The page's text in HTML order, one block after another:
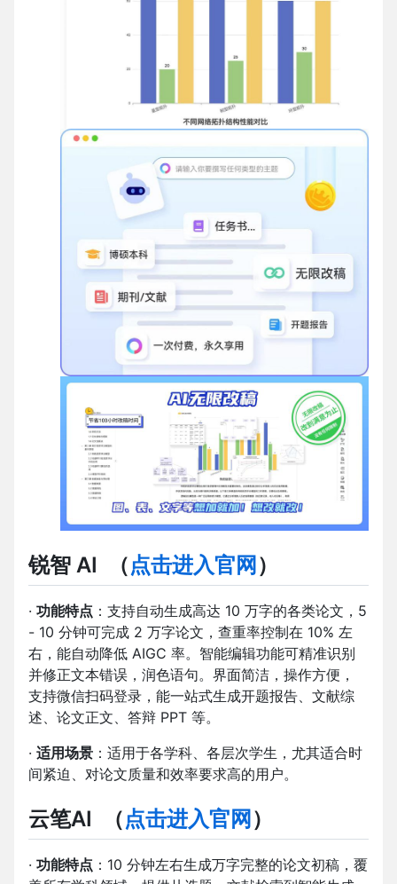
锐智 AI （点击进入官网 ）
· 功能特点 ：支持自动生成高达 10 万字的各类论文，5
- 10 分钟可完成 2 万字论文，查重率控制在 10% 左
右，能自动降低 AIGC 率。智能编辑功能可精准识别
并修正文本错误，润色语句。界面简洁，操作方便，
支持微信扫码登录，能一站式生成开题报告、文献综
述、论文正文、答辩 PPT 等。
· 适用场景 ：适用于各学科、各层次学生，尤其适合时
间紧迫、对论文质量和效率要求高的用户。
云笔AI （点击进入官网 ）
· 功能特点 ：10 分钟左右生成万字完整的论文初稿，覆